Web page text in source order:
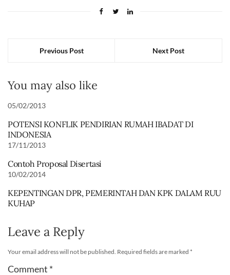
Previous Post Next Post
You may also like
05/02/2013
POTENSI KONFLIK PENDIRIAN RUMAH IBADAT DI
INDONESIA
17/11/2013
Contoh Proposal Disertasi
10/02/2014
KEPENTINGAN DPR, PEMERINTAH DAN KPK DALAM RUU
KUHAP
Leave a Reply
Your email address will not be published. Required fields are marked *
Comment *